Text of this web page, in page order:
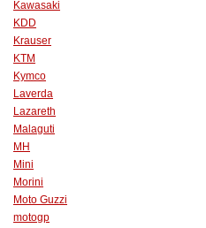
Kawasaki
KDD
Krauser
KTM
Kymco
Laverda
Lazareth
Malaguti
MH
Mini
Morini
Moto Guzzi
motogp